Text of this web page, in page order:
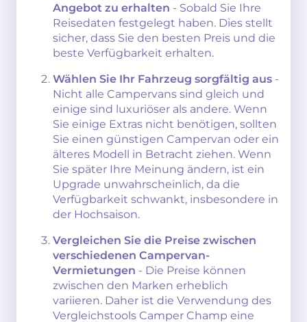
Angebot zu erhalten - Sobald Sie Ihre
Reisedaten festgelegt haben. Dies stellt
sicher, dass Sie den besten Preis und die
beste Verfügbarkeit erhalten.
Wählen Sie Ihr Fahrzeug sorgfältig aus -
Nicht alle Campervans sind gleich und
einige sind luxuriöser als andere. Wenn
Sie einige Extras nicht benötigen, sollten
Sie einen günstigen Campervan oder ein
älteres Modell in Betracht ziehen. Wenn
Sie später Ihre Meinung ändern, ist ein
Upgrade unwahrscheinlich, da die
Verfügbarkeit schwankt, insbesondere in
der Hochsaison.
Vergleichen Sie die Preise zwischen
verschiedenen Campervan-
Vermietungen - Die Preise können
zwischen den Marken erheblich
variieren. Daher ist die Verwendung des
Vergleichstools Camper Champ eine